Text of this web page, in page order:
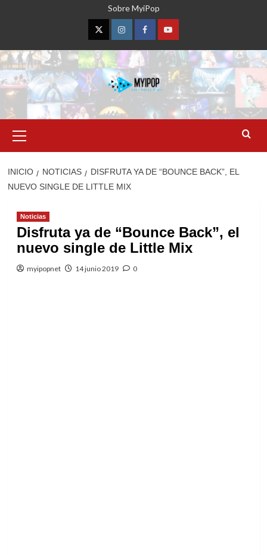
Sobre MyiPop
TwitterInstagramFacebookYouTube
primario
INICIO NOTICIAS
DISFRUTA YA DE “BOUNCE BACK”, EL
NUEVO SINGLE DE LITTLE MIX
Noticias
Disfruta ya de “Bounce Back”, el
nuevo single de Little Mix
myipopnet 14 junio 2019 0